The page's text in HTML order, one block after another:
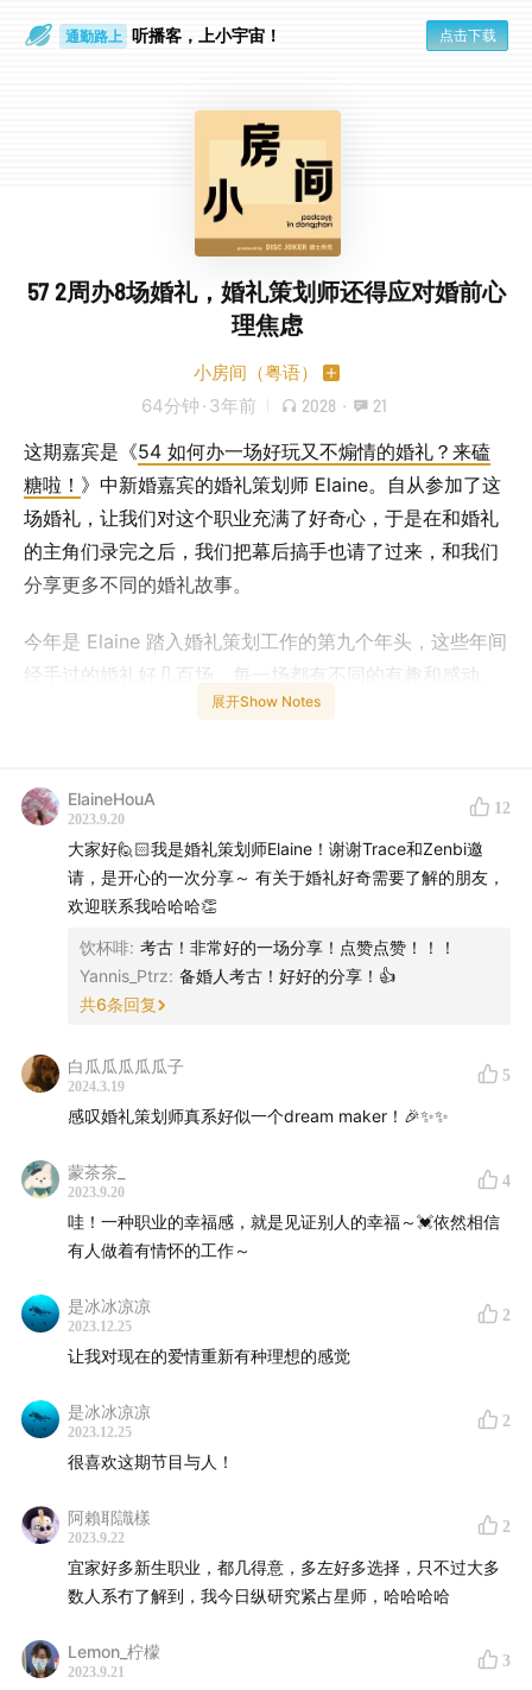
通勤路上 听播客，上小宇宙！ 点击下载
57 2周办8场婚礼，婚礼策划师还得应对婚前心
理焦虑
小房间（粤语）
64分钟 · 3年前 2028 · 21
这期嘉宾是《54 如何办一场好玩又不煽情的婚礼？来磕
糖啦！ 》中新婚嘉宾的婚礼策划师 Elaine。自从参加了这
场婚礼，让我们对这个职业充满了好奇心，于是在和婚礼
的主角们录完之后，我们把幕后搞手也请了过来，和我们
分享更多不同的婚礼故事。
今年是 Elaine 踏入婚礼策划工作的第九个年头，这些年间
经手过的婚礼好几百场，每一场都有不同的有趣和感动。
甚至，她还说她经手过的新人，离婚率还极低！赶紧来听
新娘向来宾们提问：爱是什么？
展开Show Notes
ElaineHouA
2023.9.20
12
大家好🙋🏻我是婚礼策划师Elaine！谢谢Trace和Zenbi邀
请，是开心的一次分享～ 有关于婚礼好奇需要了解的朋友，
欢迎联系我哈哈哈👏
饮杯啡: 考古！非常好的一场分享！点赞点赞！！！
Yannis_Ptrz: 备婚人考古！好好的分享！👍
共6条回复
白瓜瓜瓜瓜瓜子
2024.3.19
5
感叹婚礼策划师真系好似一个dream maker！🎉✨✨
蒙茶茶_
2023.9.20
4
哇！一种职业的幸福感，就是见证别人的幸福～💓依然相信
有人做着有情怀的工作～
是冰冰凉凉
2023.12.25
2
让我对现在的爱情重新有种理想的感觉
是冰冰凉凉
2023.12.25
2
很喜欢这期节目与人！
阿賴耶識樣
2023.9.22
2
宜家好多新生职业，都几得意，多左好多选择，只不过大多
数人系冇了解到，我今日纵研究紧占星师，哈哈哈哈
Lemon_柠檬
2023.9.21
3